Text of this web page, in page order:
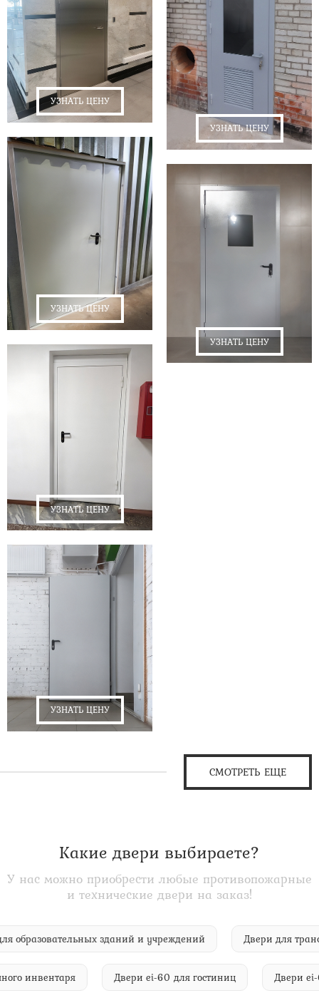
УЗНАТЬ ЦЕНУ
УЗНАТЬ ЦЕНУ
УЗНАТЬ ЦЕНУ
УЗНАТЬ ЦЕНУ
УЗНАТЬ ЦЕНУ
УЗНАТЬ ЦЕНУ
СМОТРЕТЬ ЕЩЕ
Какие двери выбираете?
У нас можно приобрести любые противопожарные
и технические двери на заказ!
для образовательных зданий и учреждений Двери для
инвентаря Двери ei-60 для гостиниц Двери ei-60